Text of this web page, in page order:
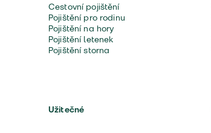
Cestovní pojištění
Pojištění pro rodinu
Pojištění na hory
Pojištění letenek
Pojištění storna
Užitečné